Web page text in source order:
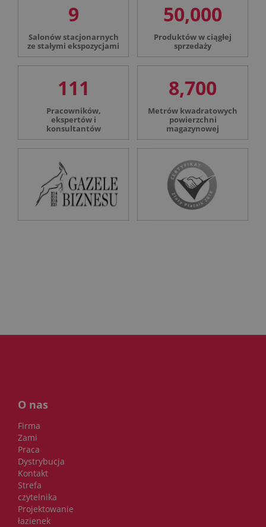
9
Salonów stacjonarnych
ze stałymi ekspozycjami
50,000
Produktów w ciągłej
sprzedaży
111
Pracowników,
ekspertów i
konsultantów
8,700
Metrów kwadratowych
powierzchni
magazynowej
O nas
Firma
Zami
Praca
Dystrybucja
Kontakt
Strefa
czytelnika
Projektowanie
łazienek